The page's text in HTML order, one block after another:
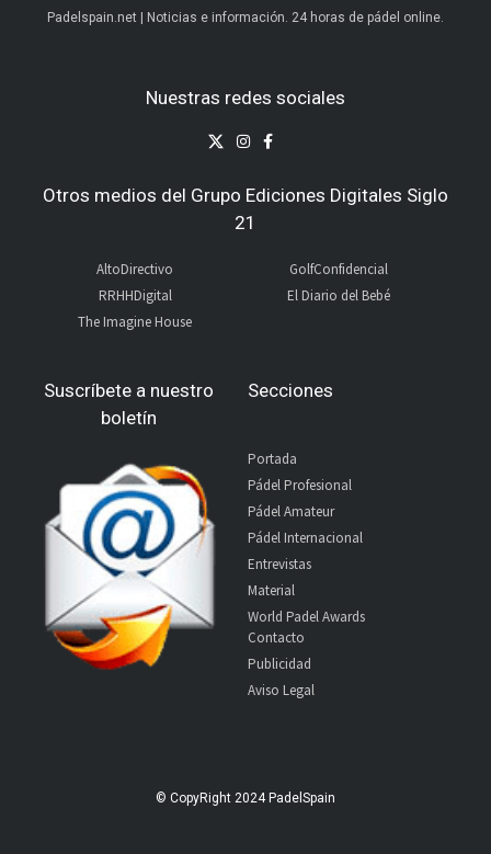
Padelspain.net | Noticias e información. 24 horas de pádel online.
Nuestras redes sociales
Otros medios del Grupo Ediciones Digitales Siglo
21
AltoDirectivo
RRHHDigital
The Imagine House
GolfConfidencial
El Diario del Bebé
Suscríbete a nuestro
boletín
Secciones
Portada
Pádel Profesional
Pádel Amateur
Pádel Internacional
Entrevistas
Material
World Padel Awards
Contacto
Publicidad
Aviso Legal
© CopyRight 2024 PadelSpain